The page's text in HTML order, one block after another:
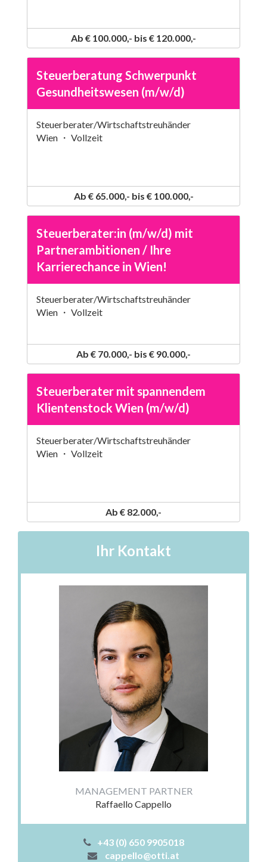
Ab € 100.000,- bis € 120.000,-
Steuerberatung Schwerpunkt
Gesundheitswesen (m/w/d)
Steuerberater/Wirtschaftstreuhänder
Wien ・ Vollzeit
Ab € 65.000,- bis € 100.000,-
Steuerberater:in (m/w/d) mit
Partnerambitionen / Ihre
Karrierechance in Wien!
Steuerberater/Wirtschaftstreuhänder
Wien ・ Vollzeit
Ab € 70.000,- bis € 90.000,-
Steuerberater mit spannendem
Klientenstock Wien (m/w/d)
Steuerberater/Wirtschaftstreuhänder
Wien ・ Vollzeit
Ab € 82.000,-
Ihr Kontakt
MANAGEMENT PARTNER
Raffaello Cappello
+43 (0) 650 9905018
cappello@otti.at